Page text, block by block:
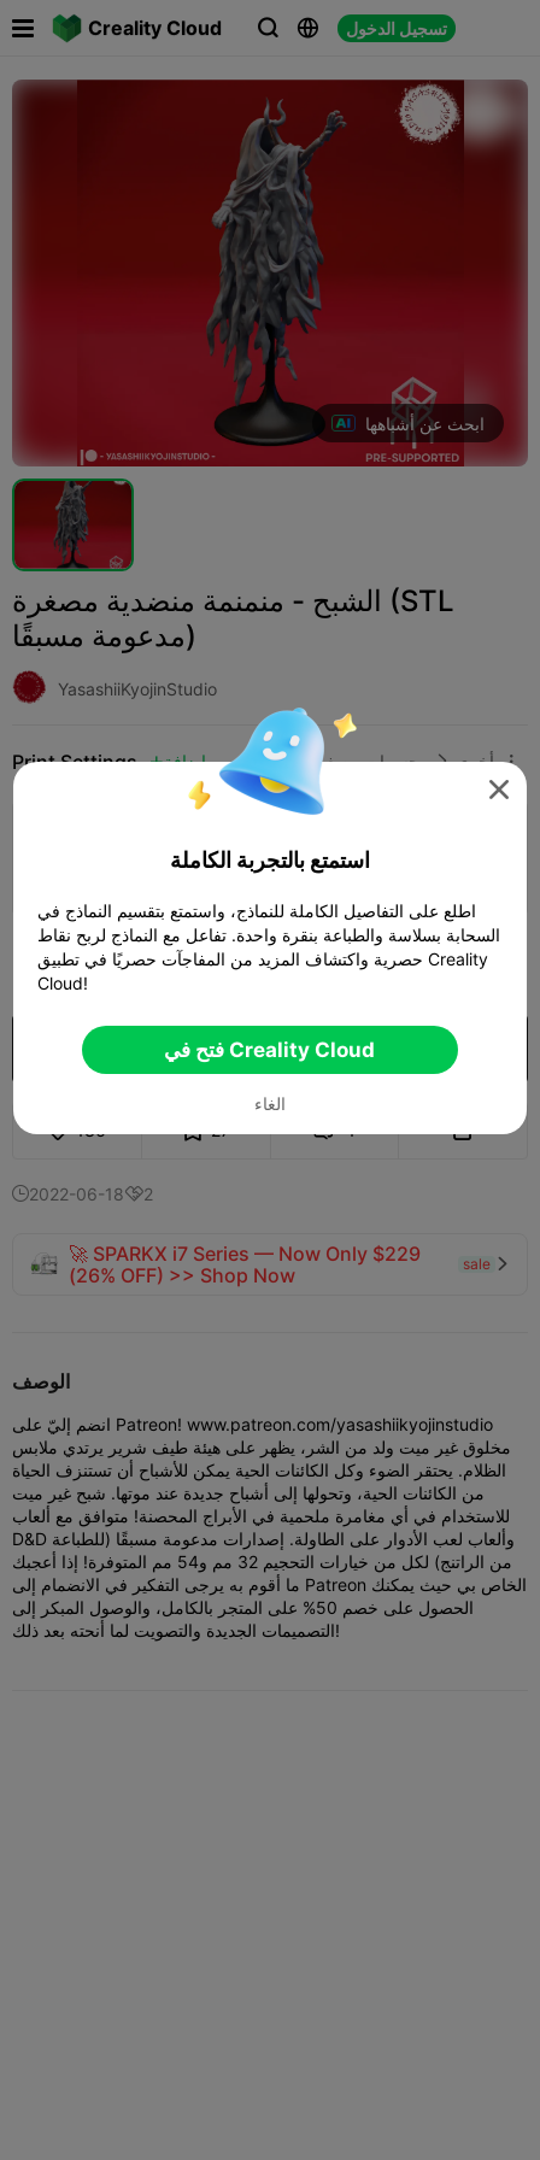
Creality Cloud   تسجيل الدخول
 
ابحث عن أشباهها
الشبح - منمنمة منضدية مصغرة (STL
مدعومة مسبقًا)
YasashiiKyojinStudio
Print Settings إضافة مجسمات مصغرة  أخرى 
كسب المزيد من النقاط
300 
شراء
136 27  1 
2022-06-182
🚀 SPARKX i7 Series — Now Only $229
(26% OFF) >> Shop Now
sale 
الوصف
انضم إليّ على Patreon! www.patreon.com/yasashiikyojinstudio
مخلوق غير ميت ولد من الشر، يظهر على هيئة طيف شرير يرتدي ملابس
الظلام. يحتقر الضوء وكل الكائنات الحية يمكن للأشباح أن تستنزف الحياة
من الكائنات الحية، وتحولها إلى أشباح جديدة عند موتها. شبح غير ميت
للاستخدام في أي مغامرة ملحمية في الأبراج المحصنة! متوافق مع ألعاب
D&D وألعاب لعب الأدوار على الطاولة. إصدارات مدعومة مسبقًا (للطباعة
من الراتنج) لكل من خيارات التحجيم 32 مم و54 مم المتوفرة! إذا أعجبك
ما أقوم به يرجى التفكير في الانضمام إلى Patreon الخاص بي حيث يمكنك
الحصول على خصم 50% على المتجر بالكامل، والوصول المبكر إلى
التصميمات الجديدة والتصويت لما أنحته بعد ذلك!

استمتع بالتجربة الكاملة
اطلع على التفاصيل الكاملة للنماذج، واستمتع بتقسيم النماذج في
السحابة بسلاسة والطباعة بنقرة واحدة. تفاعل مع النماذج لربح نقاط
حصرية واكتشاف المزيد من المفاجآت حصريًا في تطبيق Creality
Cloud!
فتح في Creality Cloud
الغاء